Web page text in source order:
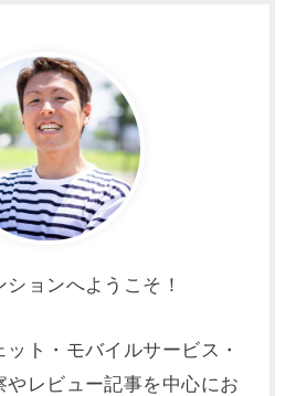
ョンへようこそ！
ト・モバイルサービス・
やレビュー記事を中心にお